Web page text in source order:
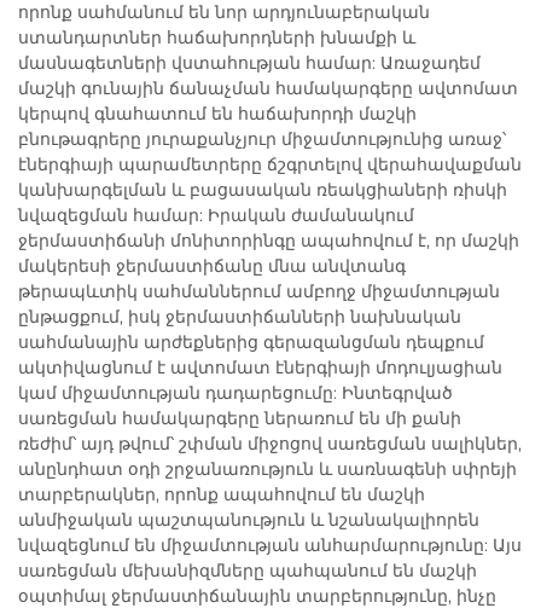
որոնք սահմանում են նոր արդյունաբերական
ստանդարտներ հաճախորդների խնամքի և
մասնագետների վստահության համար: Առաջադեմ
մաշկի գունային ճանաչման համակարգերը ավտոմատ
կերպով գնահատում են հաճախորդի մաշկի
բնութագրերը յուրաքանչյուր միջամտությունից առաջ՝
էներգիայի պարամետրերը ճշգրտելով վերահավաքման
կանխարգելման և բացասական ռեակցիաների ռիսկի
նվազեցման համար: Իրական ժամանակում
ջերմաստիճանի մոնիտորինգը ապահովում է, որ մաշկի
մակերեսի ջերմաստիճանը մնա անվտանգ
թերապևտիկ սահմաններում ամբողջ միջամտության
ընթացքում, իսկ ջերմաստիճանների նախնական
սահմանային արժեքներից գերազանցման դեպքում
ակտիվացնում է ավտոմատ էներգիայի մոդուլյացիան
կամ միջամտության դադարեցումը: Ինտեգրված
սառեցման համակարգերը ներառում են մի քանի
ռեժիմ՝ այդ թվում՝ շփման միջոցով սառեցման սալիկներ,
անընդհատ օդի շրջանառություն և սառնագենի սփրեյի
տարբերակներ, որոնք ապահովում են մաշկի
անմիջական պաշտպանություն և նշանակալիորեն
նվազեցնում են միջամտության անհարմարությունը: Այս
սառեցման մեխանիզմները պահպանում են մաշկի
օպտիմալ ջերմաստիճանային տարբերությունը, ինչը